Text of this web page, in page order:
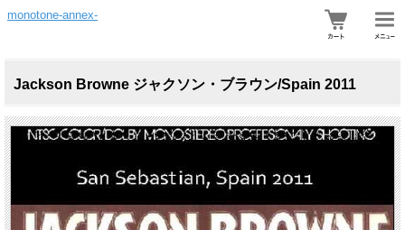
monotone-annex-
Jackson Browne ジャクソン・ブラウン/Spain 2011